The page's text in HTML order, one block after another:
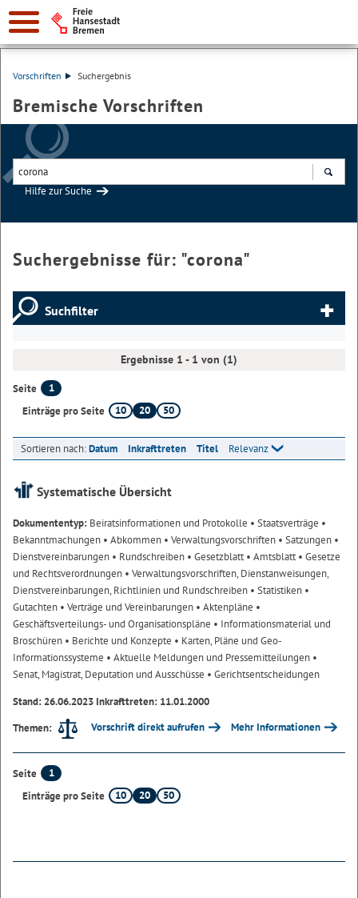
Vorschriften Suchergebnis
Bremische Vorschriften
Hilfe zur Suche
Suchergebnisse für: "corona"
Suchfilter
Ergebnisse 1 - 1 von (1)
Seite
1
Einträge pro Seite
10 20 50
Sortieren nach:Datum Inkrafttreten Titel Relevanz
Systematische Übersicht
Dokumententyp: Beiratsinformationen und Protokolle • Staatsverträge •
Bekanntmachungen • Abkommen • Verwaltungsvorschriften • Satzungen •
Dienstvereinbarungen • Rundschreiben • Gesetzblatt• Amtsblatt• Gesetze
und Rechtsverordnungen • Verwaltungsvorschriften, Dienstanweisungen,
Dienstvereinbarungen, Richtlinien und Rundschreiben • Statistiken •
Gutachten • Verträge und Vereinbarungen • Aktenpläne •
Geschäftsverteilungs- und Organisationspläne • Informationsmaterial und
Broschüren • Berichte und Konzepte • Karten, Pläne und Geo-
Informationssysteme • Aktuelle Meldungen und Pressemitteilungen •
Senat, Magistrat, Deputation und Ausschüsse • Gerichtsentscheidungen
Stand: 26.06.2023 Inkrafttreten: 11.01.2000
Themen:
Vorschrift direkt aufrufen Mehr Informationen
Seite
1
Einträge pro Seite
10 20 50